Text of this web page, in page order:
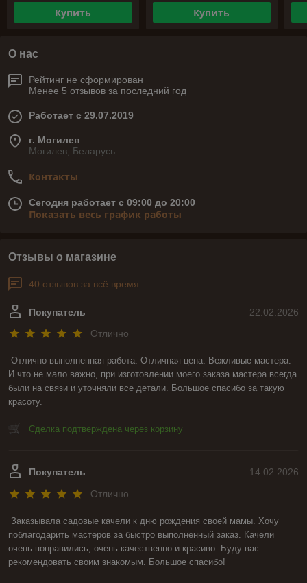
Купить Купить
О нас
Рейтинг не сформирован
Менее 5 отзывов за последний год
Работает с 29.07.2019
г. Могилев
Могилев, Беларусь
Контакты
Сегодня работает с 09:00 до 20:00
Показать весь график работы
Отзывы о магазине
40 отзывов за всё время
22.02.2026
Покупатель
Отлично
Отлично выполненная работа. Отличная цена. Вежливые мастера.
И что не мало важно, при изготовлении моего заказа мастера всегда
были на связи и уточняли все детали. Большое спасибо за такую
красоту.
Сделка подтверждена через корзину
14.02.2026
Покупатель
Отлично
Заказывала садовые качели к дню рождения своей мамы. Хочу
поблагодарить мастеров за быстро выполненный заказ. Качели
очень понравились, очень качественно и красиво. Буду вас
рекомендовать своим знакомым. Большое спасибо!